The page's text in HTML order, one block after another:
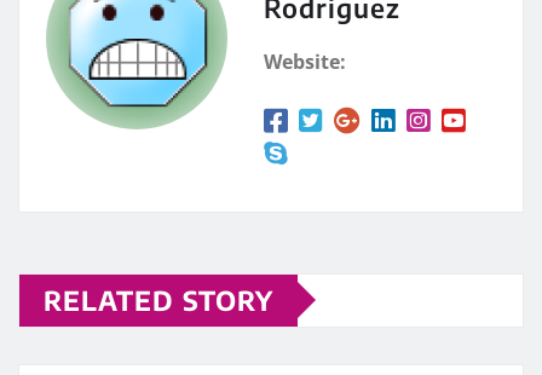
Rodriguez
Website:
RELATED STORY